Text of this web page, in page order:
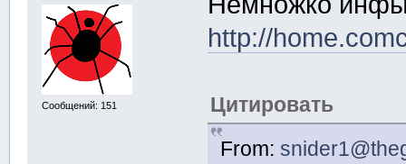
Сообщений: 151
http://
Цитировать
From: